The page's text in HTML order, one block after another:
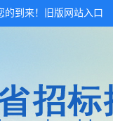
到来！ 旧版网站入口